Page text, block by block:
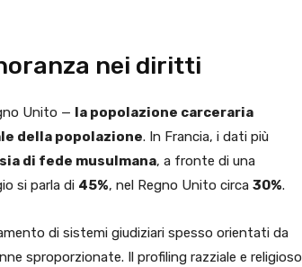
nei diritti
Unito — la popolazione carceraria
della popolazione. In Francia, i dati più
di fede musulmana, a fronte di una
si parla di 45%, nel Regno Unito circa 30%.
di sistemi giudiziari spesso orientati da
sproporzionate. Il profiling razziale e religioso